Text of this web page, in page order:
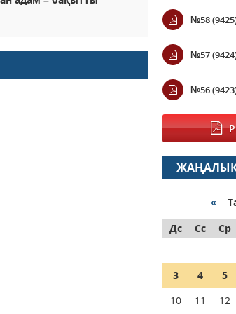
№58
№57
№56
«
Дс
Сс Ср
3
4 5
10
11 12